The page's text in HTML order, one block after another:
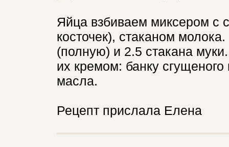
Яйца взбиваем миксером с
косточек), стаканом
(полную) и 2.5 стакана
их кремом: банку сгущеного
масла.
Рецепт прислала Елена